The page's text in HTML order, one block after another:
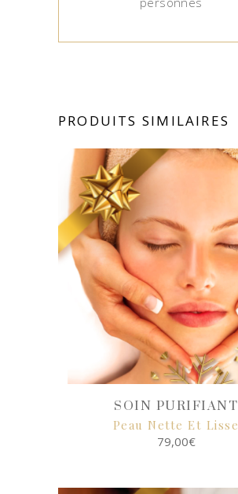
PRODUITS SIMILAIRES
SOIN PURIFIANT
Peau Nette Et Lisse
79,00€